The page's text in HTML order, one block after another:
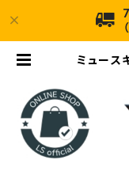
ミュース